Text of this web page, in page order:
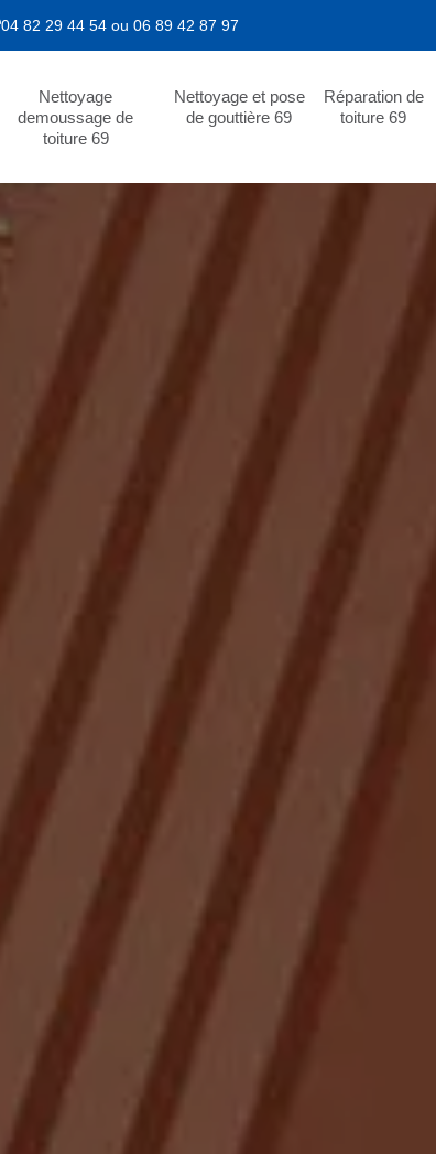
04 82 29 44 54 ou 06 89 42 87 97
Nettoyage
demoussage de
toiture 69
Nettoyage et pose
de gouttière 69
Réparation de
toiture 69